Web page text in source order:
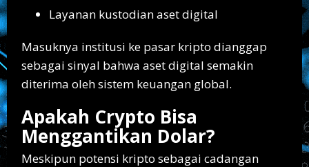
Layanan kustodian aset digital
Masuknya institusi ke pasar kripto dianggap
sebagai sinyal bahwa aset digital semakin
diterima oleh sistem keuangan global.
Apakah Crypto Bisa
Menggantikan Dolar?
Meskipun potensi kripto sebagai cadangan